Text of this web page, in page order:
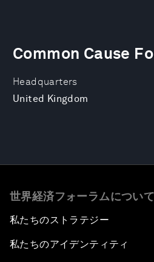
Headquarters
United Kingdom
Common Cause
世界経済フォーラムについて
私たちのストラテジー
私たちのアイデンティティ